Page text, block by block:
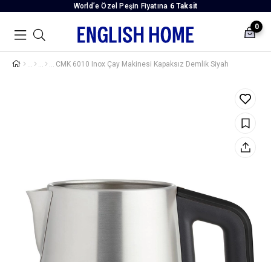
World’e Özel Peşin Fiyatına 6 Taksit
0
CMK 6010 Inox Çay Makinesi Kapaksız Demlik Siyah